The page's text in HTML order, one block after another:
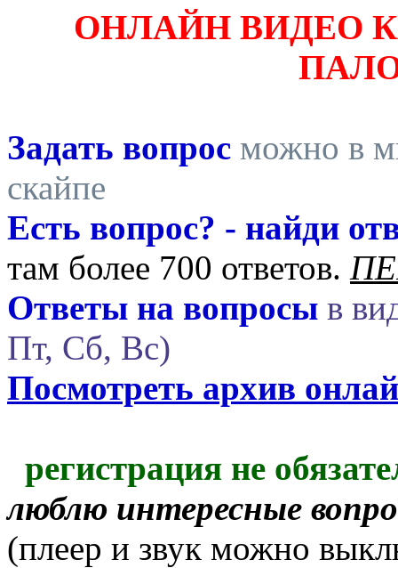
ОНЛАЙН ВИДЕО
Задать вопрос можно в
скайпе
Есть вопрос? - найди
там более 700 ответов.
Ответы на вопросы в
Пт, Сб, Вс)
Посмотреть архив
регистрация не
люблю интересные
(плеер и звук можно